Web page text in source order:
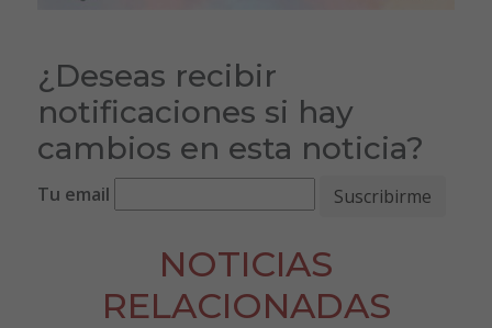
¿Deseas recibir
notificaciones si hay
cambios en esta noticia?
Tu email
NOTICIAS
RELACIONADAS